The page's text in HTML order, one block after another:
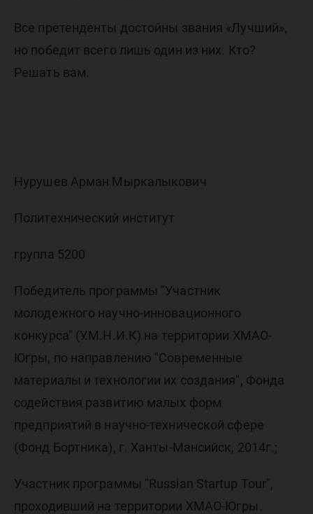
Все претенденты достойны звания «Лучший»,
но победит всего лишь один из них. Кто?
Решать вам.
Нурушев Арман Мыркалыкович
Политехнический институт
группа 5200
Победитель программы "Участник
молодежного научно-инновационного
конкурса" (У.М.Н.И.К) на территории ХМАО-
Югры, по направлению "Современные
материалы и технологии их создания", Фонда
содействия развитию малых форм
предприятий в научно-технической сфере
(Фонд Бортника), г. Ханты-Мансийск, 2014г.;
Участник программы "Russian Startup Tour",
проходивший на территории ХМАО-Югры.